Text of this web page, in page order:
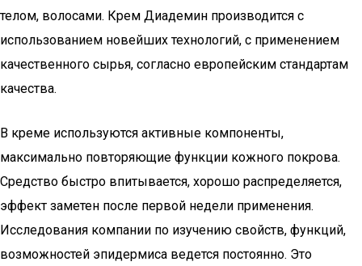
телом, волосами. Крем Диадемин производится с
использованием новейших технологий, с применением
качественного сырья, согласно европейским стандартам
качества.
В креме используются активные компоненты,
максимально повторяющие функции кожного покрова.
Средство быстро впитывается, хорошо распределяется,
эффект заметен после первой недели применения.
Исследования компании по изучению свойств, функций,
возможностей эпидермиса ведется постоянно. Это